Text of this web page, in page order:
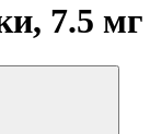
7.5 мг